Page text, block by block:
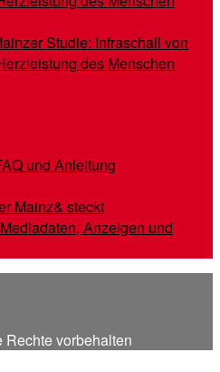
Studie: Infraschall von
des Menschen
und Anleitung
Mainz& steckt
Anzeigen und
vorbehalten